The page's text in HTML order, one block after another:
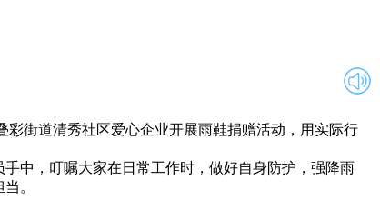
街道清秀社区爱心企业开展雨鞋捐赠活动，用实际行
中，叮嘱大家在日常工作时，做好自身防护，强降雨
。